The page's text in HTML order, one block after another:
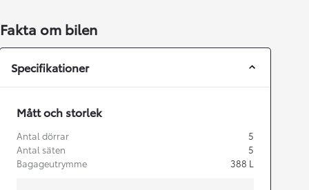
Fakta om bilen
Specifikationer
Mått och storlek
Antal dörrar
5
Antal säten
5
Bagageutrymme
388 L